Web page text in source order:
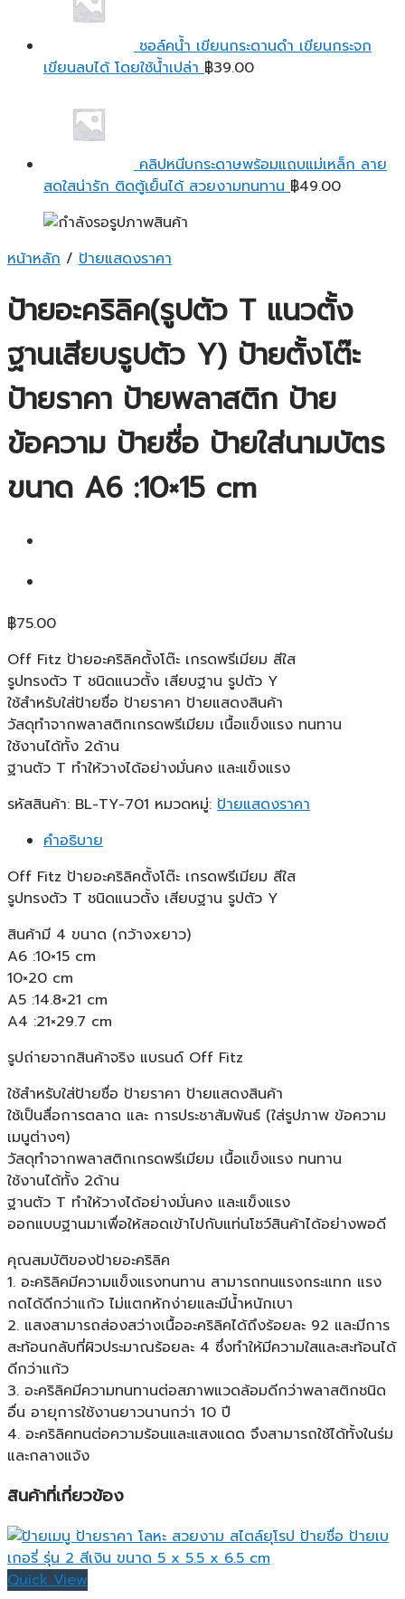
ชอล์คน้ำ เขียนกระดานดำ เขียนกระจก
เขียนลบได้ โดยใช้น้ำเปล่า ฿39.00
คลิปหนีบกระดาษพร้อมแถบแม่เหล็ก ลาย
สดใสน่ารัก ติดตู้เย็นได้ สวยงามทนทาน ฿49.00
หน้าหลัก / ป้ายแสดงราคา
ป้ายอะคริลิค(รูปตัว T แนวตั้ง
ฐานเสียบรูปตัว Y) ป้ายตั้งโต๊ะ
ป้ายราคา ป้ายพลาสติก ป้าย
ข้อความ ป้ายชื่อ ป้ายใส่นามบัตร
ขนาด A6 :10×15 cm
฿75.00
Off Fitz ป้ายอะคริลิคตั้งโต๊ะ เกรดพรีเมียม สีใส
รูปทรงตัว T ชนิดแนวตั้ง เสียบฐาน รูปตัว Y
ใช้สำหรับใส่ป้ายชื่อ ป้ายราคา ป้ายแสดงสินค้า
วัสดุทำจากพลาสติกเกรดพรีเมียม เนื้อแข็งแรง ทนทาน
ใช้งานได้ทั้ง 2ด้าน
ฐานตัว T ทำให้วางได้อย่างมั่นคง และแข็งแรง
รหัสสินค้า: BL-TY-701 หมวดหมู่: ป้ายแสดงราคา
คำอธิบาย
Off Fitz ป้ายอะคริลิคตั้งโต๊ะ เกรดพรีเมียม สีใส
รูปทรงตัว T ชนิดแนวตั้ง เสียบฐาน รูปตัว Y
สินค้ามี 4 ขนาด (กว้างxยาว)
A6 :10×15 cm
10×20 cm
A5 :14.8×21 cm
A4 :21×29.7 cm
รูปถ่ายจากสินค้าจริง แบรนด์ Off Fitz
ใช้สำหรับใส่ป้ายชื่อ ป้ายราคา ป้ายแสดงสินค้า
ใช้เป็นสื่อการตลาด และ การประชาสัมพันธ์ (ใส่รูปภาพ ข้อความ
เมนูต่างๆ)
วัสดุทำจากพลาสติกเกรดพรีเมียม เนื้อแข็งแรง ทนทาน
ใช้งานได้ทั้ง 2ด้าน
ฐานตัว T ทำให้วางได้อย่างมั่นคง และแข็งแรง
ออกแบบฐานมาเพื่อให้สอดเข้าไปกับแท่นโชว์สินค้าได้อย่างพอดี
คุณสมบัติของป้ายอะคริลิค
1. อะคริลิคมีความแข็งแรงทนทาน สามารถทนแรงกระแทก แรง
กดได้ดีกว่าแก้ว ไม่แตกหักง่ายและมีน้ำหนักเบา
2. แสงสามารถส่องสว่างเนื้ออะคริลิคได้ถึงร้อยละ 92 และมีการ
สะท้อนกลับที่ผิวประมาณร้อยละ 4 ซึ่งทำให้มีความใสและสะท้อนได้
ดีกว่าแก้ว
3. อะคริลิคมีความทนทานต่อสภาพแวดล้อมดีกว่าพลาสติกชนิด
อื่น อายุการใช้งานยาวนานกว่า 10 ปี
4. อะคริลิคทนต่อความร้อนและแสงแดด จึงสามารถใช้ได้ทั้งในร่ม
และกลางแจ้ง
สินค้าที่เกี่ยวข้อง
Quick View